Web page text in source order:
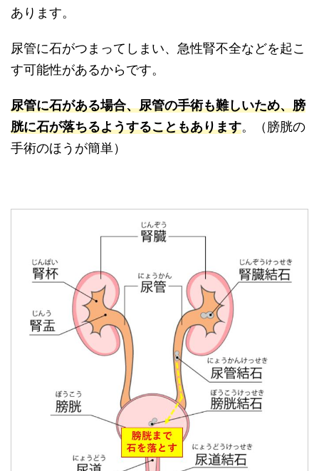
あります。
尿管に石がつまってしまい、急性腎不全などを起こ
す可能性があるからです。
尿管に石がある場合、尿管の手術も難しいため、膀
胱に石が落ちるようすることもあります。（膀胱の
手術のほうが簡単）